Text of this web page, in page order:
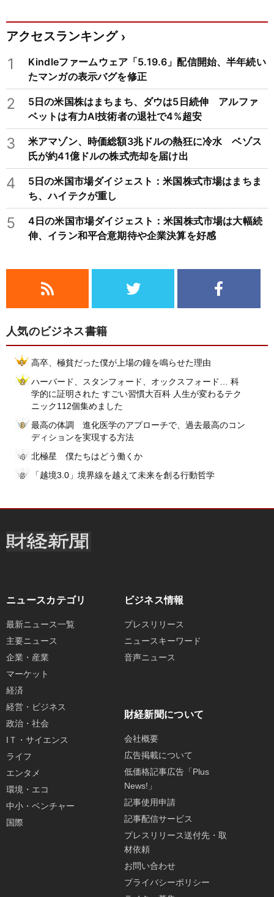
アクセスランキング
1
Kindleファームウェア「5.19.6」配信開始、半年続い
たマンガの表示バグを修正
2
5日の米国株はまちまち、ダウは5日続伸 アルファ
ベットは有力AI技術者の退社で4%超安
3
米アマゾン、時価総額3兆ドルの熱狂に冷水 ベゾス
氏が約41億ドルの株式売却を届け出
4
5日の米国市場ダイジェスト：米国株式市場はまちま
ち、ハイテクが重し
5
4日の米国市場ダイジェスト：米国株式市場は大幅続
伸、イラン和平合意期待や企業決算を好感
人気のビジネス書籍
高卒、極貧だった僕が上場の鐘を鳴らせた理由
ハーバード、スタンフォード、オックスフォード… 科
学的に証明された すごい習慣大百科 人生が変わるテク
ニック112個集めました
最高の体調 進化医学のアプローチで、過去最高のコン
ディションを実現する方法
北極星 僕たちはどう働くか
「越境3.0」境界線を越えて未来を創る行動哲学
ニュースカテゴリ
最新ニュース一覧
主要ニュース
企業・産業
マーケット
経済
経営・ビジネス
政治・社会
IＴ・サイエンス
ライフ
エンタメ
環境・エコ
中小・ベンチャー
国際
ビジネス情報
プレスリリース
ニュースキーワード
音声ニュース
財経新聞について
会社概要
広告掲載について
低価格記事広告「Plus
News!」
記事使用申請
記事配信サービス
プレスリリース送付先・取
材依頼
お問い合わせ
プライバシーポリシー